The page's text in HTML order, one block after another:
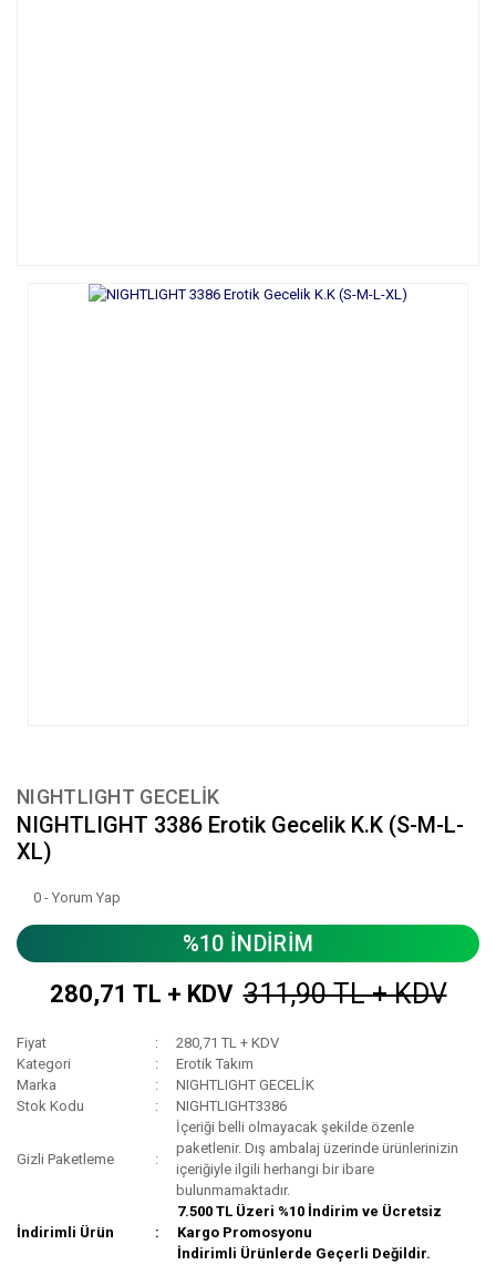
NIGHTLIGHT GECELİK
NIGHTLIGHT 3386 Erotik Gecelik K.K (S-M-L-
XL)
0 - Yorum Yap
%10 İNDİRİM
280,71 TL + KDV 311,90 TL + KDV
Fiyat
280,71 TL + KDV
Kategori
Erotik Takım
Marka
NIGHTLIGHT GECELİK
Stok Kodu
NIGHTLIGHT3386
Gizli Paketleme
İçeriği belli olmayacak şekilde özenle
paketlenir. Dış ambalaj üzerinde ürünlerinizin
içeriğiyle ilgili herhangi bir ibare
bulunmamaktadır.
İndirimli Ürün
7.500 TL Üzeri %10 İndirim ve Ücretsiz
Kargo Promosyonu
İndirimli Ürünlerde Geçerli Değildir.